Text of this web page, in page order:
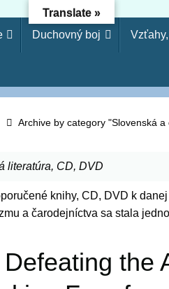
je (ako) hriech
Duchovný boj
Archive by category "Slovenská
literatúra, CD, DVD
knihy, CD, DVD k
a čarodejníctva sa stala
the
Translate »